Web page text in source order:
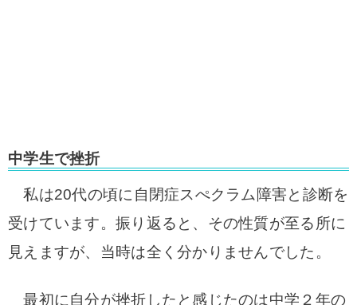
中学生で挫折
私は20代の頃に自閉症スぺクラム障害と診断を
受けています。振り返ると、その性質が至る所に
見えますが、当時は全く分かりませんでした。
最初に自分が挫折したと感じたのは中学２年の